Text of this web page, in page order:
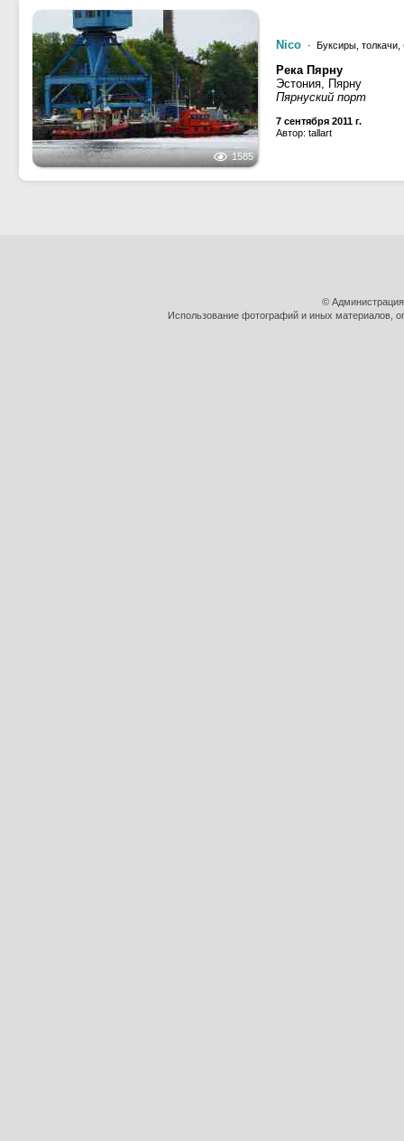
1585
Nico · Буксиры,
Река Пярну
Эстония, Пярну
Пярнуский порт
7 сентября 2011 г.
Автор: tallart
©
Использование фотографий и иных материалов,